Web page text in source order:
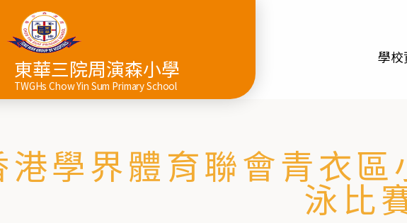
東華三院周演森小學
TWGHs Chow Yin Sum Primary School
學
港學界體育聯會青衣
泳比